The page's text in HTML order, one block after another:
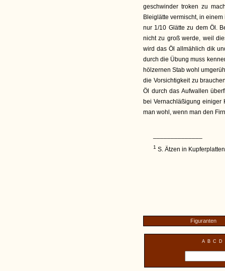
geschwinder troken zu
Bleiglätte vermischt, in
nur 1/10 Glätte zu dem Öl.
nicht zu groß werde, weil
wird das Öl allmählich dik
durch die Übung muss
hölzernen Stab wohl
die Vorsichtigkeit zu
Öl durch das Aufwallen
bei Vernachläßigung einiger
man wohl, wenn man den
1 S. Ätzen in Kupferplatten
Figuranten
A B C D